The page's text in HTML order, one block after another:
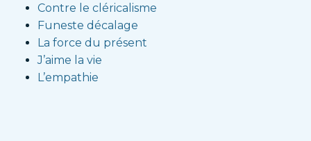
Contre le cléricalisme
Funeste décalage
La force du présent
J’aime la vie
L’empathie